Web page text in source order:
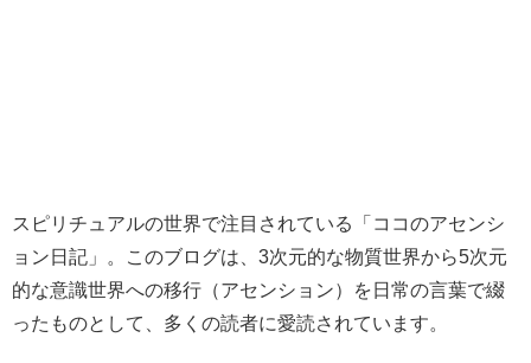
スピリチュアルの世界で注目されている「ココのアセンシ
ョン日記」。このブログは、3次元的な物質世界から5次元
的な意識世界への移行（アセンション）を日常の言葉で綴
ったものとして、多くの読者に愛読されています。